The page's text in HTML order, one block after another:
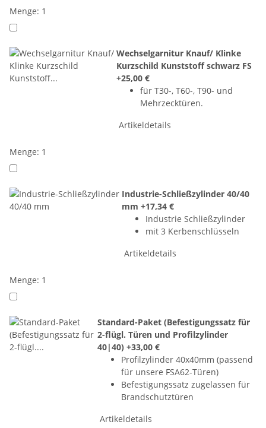
Menge: 1
Wechselgarnitur Knauf/ Klinke
Kurzschild Kunststoff schwarz FS
+25,00 €
für T30-, T60-, T90- und
Mehrzecktüren.
Artikeldetails
Menge: 1
Industrie-Schließzylinder 40/40
mm+17,34 €
Industrie Schließzylinder
mit 3 Kerbenschlüsseln
Artikeldetails
Menge: 1
Standard-Paket (Befestigungssatz für
2-flügl. Türen und Profilzylinder
40|40)+33,00 €
Profilzylinder 40x40mm (passend
für unsere FSA62-Türen)
Befestigungssatz zugelassen für
Brandschutztüren
Artikeldetails